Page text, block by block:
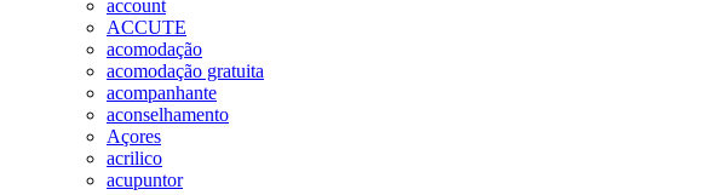
account
ACCUTE
acomodação
acomodação gratuita
acompanhante
aconselhamento
Açores
acrilico
acupuntor